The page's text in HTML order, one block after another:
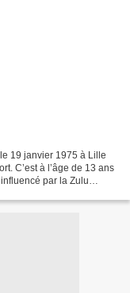
19 janvier 1975 à Lille
C’est à l’âge de 13 ans
par la Zulu